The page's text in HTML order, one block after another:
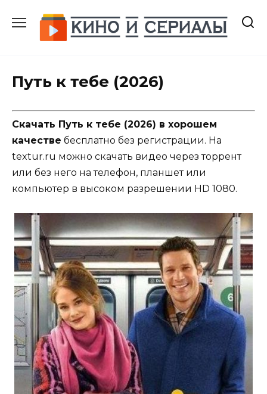
содержанию
Путь к тебе (2026)
Скачать Путь к тебе (2026) в хорошем
качестве бесплатно без регистрации. На
textur.ru можно скачать видео через торрент
или без него на телефон, планшет или
компьютер в высоком разрешении HD 1080.